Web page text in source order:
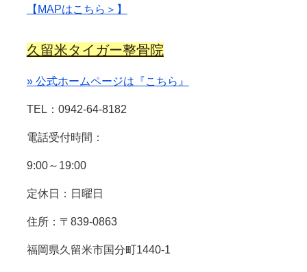
【MAPはこちら＞】
久留米タイガー整骨院
» 公式ホームページは『こちら』
TEL：0942-64-8182
電話受付時間：
9:00～19:00
定休日：日曜日
住所：〒839-0863
福岡県久留米市国分町1440-1